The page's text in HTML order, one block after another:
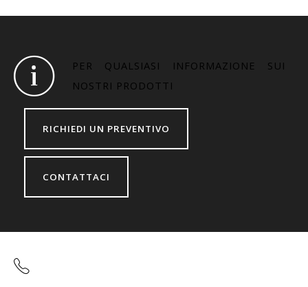
PER QUALSIASI INFORMAZIONE SUI
NOSTRI PRODOTTI
RICHIEDI UN PREVENTIVO
CONTATTACI